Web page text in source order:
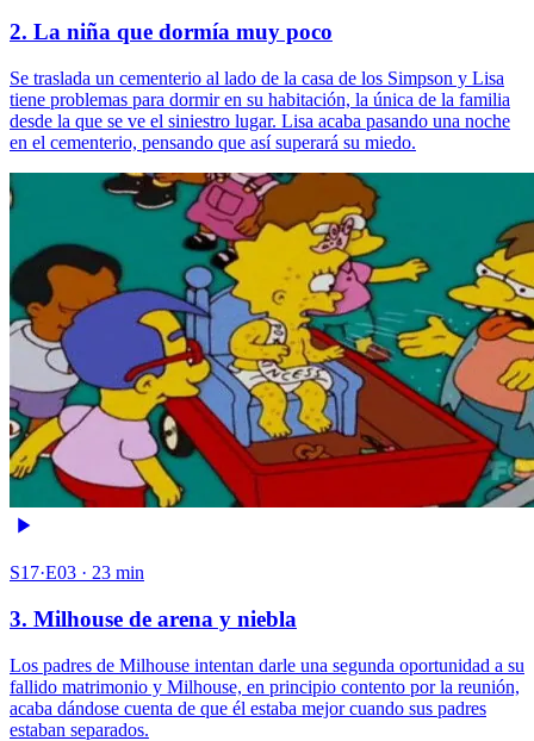
2. La niña que dormía muy poco
Se traslada un cementerio al lado de la casa de los Simpson y Lisa
tiene problemas para dormir en su habitación, la única de la familia
desde la que se ve el siniestro lugar. Lisa acaba pasando una noche
en el cementerio, pensando que así superará su miedo.
S17·E03 · 23 min
3. Milhouse de arena y niebla
Los padres de Milhouse intentan darle una segunda oportunidad a su
fallido matrimonio y Milhouse, en principio contento por la reunión,
acaba dándose cuenta de que él estaba mejor cuando sus padres
estaban separados.